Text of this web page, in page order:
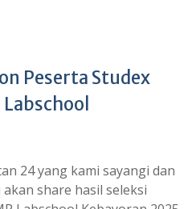
Peserta Studex
24 yang kami sayangi dan
share hasil seleksi